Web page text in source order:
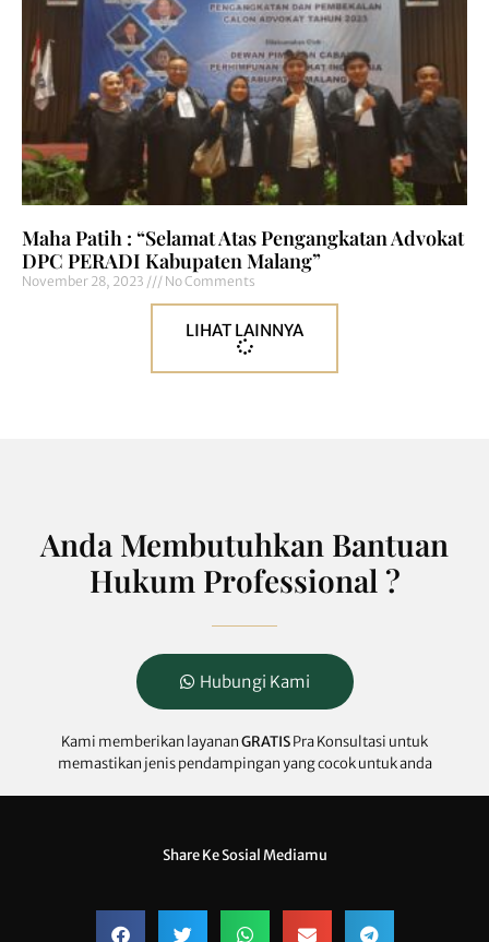
Maha Patih : “Selamat Atas Pengangkatan Advokat
DPC PERADI Kabupaten Malang”
November 28, 2023 No Comments
LIHAT LAINNYA
Anda Membutuhkan Bantuan
Hukum Professional ?
Hubungi Kami
Kami memberikan layananGRATISPra Konsultasi untuk
memastikan jenis pendampingan yang cocok untuk anda
Share Ke Sosial Mediamu